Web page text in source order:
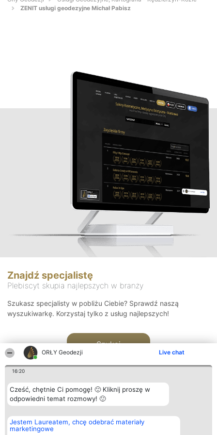
ORŁY Geodezji Live chat
16:20
Cześć, chętnie Ci pomogę! 🙂 Kliknij proszę w
odpowiedni temat rozmowy! 🙂
Jestem Laureatem, chcę odebrać materiały
marketingowe
ZENIT usługi geodezyjne Michał Pabisz
Znajdź specjalistę
Plebiscyt skupia najlepszych w branży
Szukasz specjalisty w pobliżu Ciebie? Sprawdź naszą
wyszukiwarkę. Korzystaj tylko z usług najlepszych!
Szukaj
Organizator plebiscytu
Bright Side Solutions sp. z o.
o. sp. k.
Plebiscyt
Laureaci
Kontakt
Kontakt